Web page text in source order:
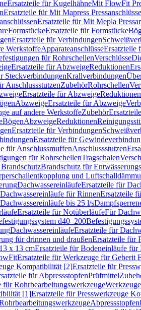
Ersatzteile für KugelhähneMit FlowFit
Ersatzteile für Mit Mapress
Ersatzteile für Mit Mepla
FormstückeErsatzteile für Formstücke
Ersatzteile für Verbindungen
WerkstoffeApparateanschlüsseErsatzteile
für RohrschellenVerschlüsse
Ersatzteile für AbzweigeReduktionen
SteckverbindungenKrallverbindungen
AnschlussstutzenZubehörRohrschellen
Ersatzteile für AbzweigeReduktionen
AbzweigeErsatzteile für Abzweige
auf andere WerkstoffeZubehör
BögenAbzweigeReduktionen
Ersatzteile für Verbindungen
Ersatzteile für
für AnschlussmuffenAnschlussstutzen
für RohrschellenTragschalen
Brandschutz für
und
DachwassereinläufeErsatzteile für
Dachwassereinläufe für RinnenErsatzteile
bis 25 l/s
Ersatzteile für NotüberläufeFür
d40–200
DachwassereinläufeErsatzteile für
für drinnen und draußenErsatzteile für
x 13 cmErsatzteile für Bodeneinläufe für
Ersatzteile für Werkzeuge für Geberit
Kompatibilität [2]Ersatzteile für
für AbpressstopfenPrüfmittel
für Rohrbearbeitungswerkzeuge
[1]Ersatzteile für Presswerkzeuge
Abpressstopfen